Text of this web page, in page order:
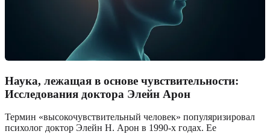
Наука, лежащая в основе чувствительности:
Исследования доктора Элейн Арон
Термин «высокочувствительный человек» популяризировал
психолог доктор Элейн Н. Арон в 1990-х годах. Ее